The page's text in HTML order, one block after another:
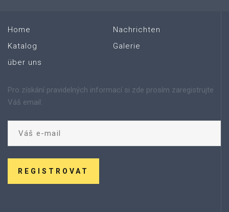
Home
Katalog
über uns
Nachrichten
Galerie
Pro získání pravidelných informací si zde prosím zaregistrujte
Váš email:
REGISTROVAT